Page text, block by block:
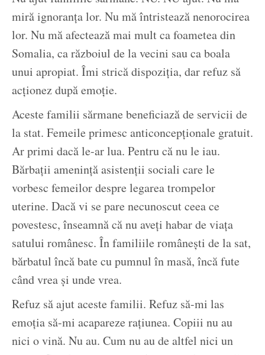
miră ignoranța lor. Nu mă întristează nenorocirea
lor. Nu mă afectează mai mult ca foametea din
Somalia, ca războiul de la vecini sau ca boala
unui apropiat. Îmi strică dispoziția, dar refuz să
acționez după emoție.
Aceste familii sărmane beneficiază de servicii de
la stat. Femeile primesc anticoncepționale gratuit.
Ar primi dacă le-ar lua. Pentru că nu le iau.
Bărbații amenință asistenții sociali care le
vorbesc femeilor despre legarea trompelor
uterine. Dacă vi se pare necunoscut ceea ce
povestesc, înseamnă că nu aveți habar de viața
satului românesc. În familiile românești de la sat,
bărbatul încă bate cu pumnul în masă, încă fute
când vrea și unde vrea.
Refuz să ajut aceste familii. Refuz să-mi las
emoția să-mi acapareze rațiunea. Copiii nu au
nici o vină. Nu au. Cum nu au de altfel nici un